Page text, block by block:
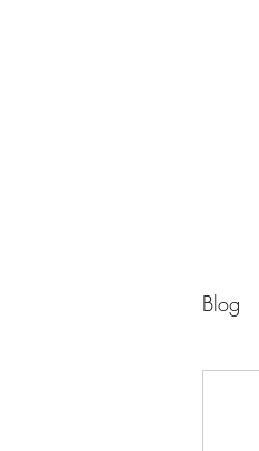
Blog